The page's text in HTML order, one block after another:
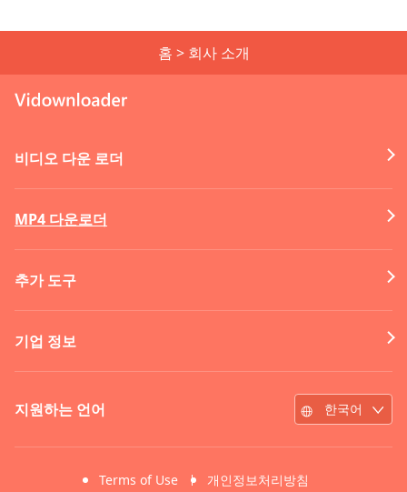
홈 > 회사 소개
비디오 다운 로더
MP4 다운로더
추가 도구
기업 정보
지원하는 언어 한국어
Terms of Use 개인정보처리방침